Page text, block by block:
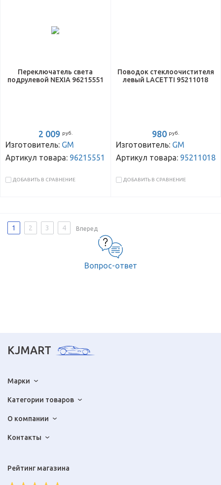
Переключатель света
подрулевой NEXIA 96215551
2 009 руб.
Изготовитель: GM
Артикул товара: 96215551
ДОБАВИТЬ В СРАВНЕНИЕ
Поводок стеклоочистителя
левый LACETTI 95211018
980 руб.
Изготовитель: GM
Артикул товара: 95211018
ДОБАВИТЬ В СРАВНЕНИЕ
1 2 3 4 Вперед
Вопрос-ответ
KJMART
Марки
Категории товаров
О компании
Контакты
Рейтинг магазина